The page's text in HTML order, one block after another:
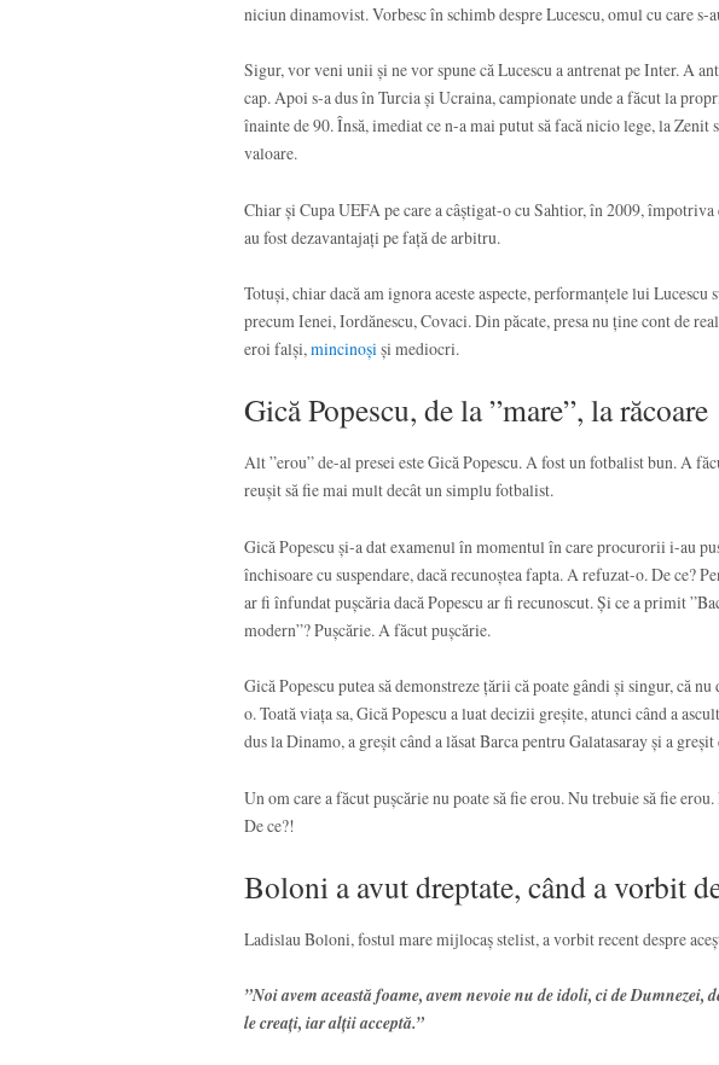
niciun dinamovist. Vorbesc în schimb despre Lucescu, omul cu care s-
Sigur, vor veni unii și ne vor spune că Lucescu a antrenat pe Inter. A
cap. Apoi s-a dus în Turcia și Ucraina, campionate unde a făcut la
înainte de 90. Însă, imediat ce n-a mai putut să facă nicio lege, la Zenit
valoare.
Chiar și Cupa UEFA pe care a câștigat-o cu Sahtior, în 2009,
au fost dezavantajați pe față de arbitru.
Totuși, chiar dacă am ignora aceste aspecte, performanțele lui
precum Ienei, Iordănescu, Covaci. Din păcate, presa nu ține cont de
eroi falși,mincinoșiși mediocri.
Gică Popescu, de la ”mare”, la răcoare
Alt ”erou” de-al presei este Gică Popescu. A fost un fotbalist bun. A
reușit să fie mai mult decât un simplu fotbalist.
Gică Popescu și-a dat examenul în momentul în care procurorii i-au
închisoare cu suspendare, dacă recunoștea fapta. A refuzat-o. De ce?
ar fi înfundat pușcăria dacă Popescu ar fi recunoscut. Și ce a primit
modern”? Pușcărie. A făcut pușcărie.
Gică Popescu putea să demonstreze țării că poate gândi și singur, că
o. Toată viața sa, Gică Popescu a luat decizii greșite, atunci când a
dus la Dinamo, a greșit când a lăsat Barca pentru Galatasaray și a
Un om care a făcut pușcărie nu poate să fie erou. Nu trebuie să fie
De ce?!
Boloni a avut dreptate, când a vorbit
Ladislau Boloni, fostul mare mijlocaș stelist, a vorbit recent despre
”Noi avem această foame, avem nevoie nu de idoli, ci de Dumnezei,
le creați, iar alții acceptă.”